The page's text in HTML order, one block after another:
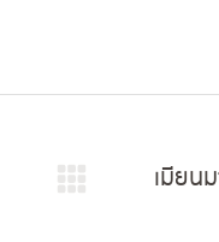
เมียน